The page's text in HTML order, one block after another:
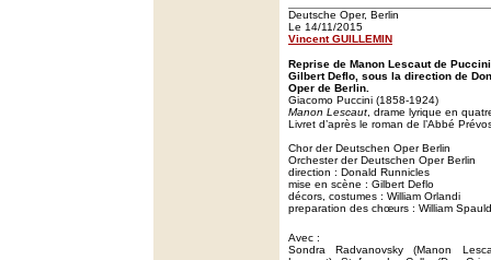
Deutsche Oper, Berlin
Le 14/11/2015
Vincent GUILLEMIN
Reprise de Manon Lescaut de
Gilbert Deflo, sous la direction de
Oper de Berlin.
Giacomo Puccini (1858-1924)
Manon Lescaut , drame lyrique en
Livret d’après le roman de l’Abbé
Chor der Deutschen Oper Berlin
Orchester der Deutschen Oper Berlin
direction : Donald Runnicles
mise en scène : Gilbert Deflo
décors, costumes : William Orlandi
preparation des chœurs : William
Avec :
Sondra Radvanovsky (Manon